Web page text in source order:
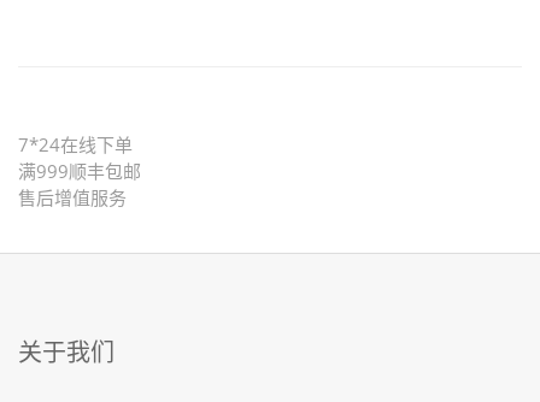
7*24在线下单
满999顺丰包邮
售后增值服务
关于我们